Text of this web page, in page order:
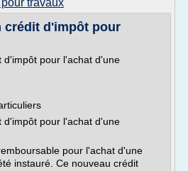
travaux
crédit d'impôt pour
d'impôt pour l'achat d'une
d'impôt pour l'achat d'une
pour l'achat d'une
instauré. Ce nouveau crédit